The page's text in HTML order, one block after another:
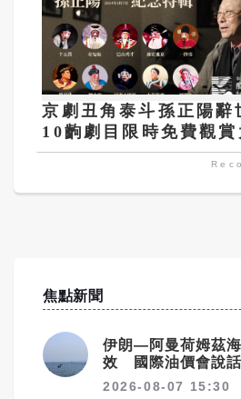
京劇丑角泰斗孫正陽辭
10齣劇目限時免費觀賞
身影
焦點新聞
伊朗—阿曼荷姆茲
效 國際油價會說話
2026-08-07 15:30